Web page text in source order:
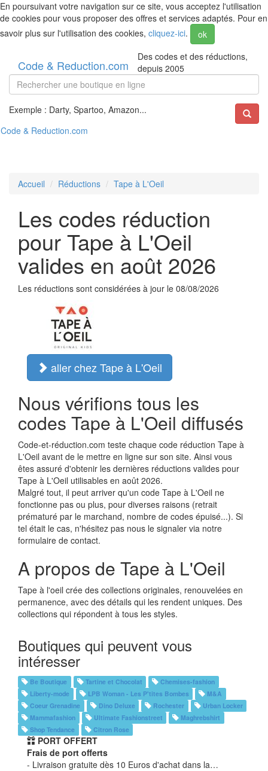
En poursuivant votre navigation sur ce site, vous acceptez l'utilisation
de cookies pour vous proposer des offres et services adaptés. Pour en
savoir plus sur l'utilisation des cookies, cliquez-ici. ok
Code & Reduction.com
Des codes et des réductions,
depuis 2005
Exemple : Darty, Spartoo, Amazon...
Code & Reduction.com
Accueil Réductions Tape à L'Oeil
Les codes réduction
pour Tape à L'Oeil
valides en août 2026
Les réductions sont considérées à jour le 08/08/2026
aller chez Tape à L'Oeil
Nous vérifions tous les
codes Tape à L'Oeil diffusés
Code-et-réduction.com teste chaque code réduction Tape à
L'Oeil avant de le mettre en ligne sur son site. Ainsi vous
êtes assuré d'obtenir les dernières réductions valides pour
Tape à L'Oeil utilisables en août 2026.
Malgré tout, il peut arriver qu'un code Tape à L'Oeil ne
fonctionne pas ou plus, pour diverses raisons (retrait
prématuré par le marchand, nombre de codes épuisé...). Si
tel était le cas, n'hésitez pas nous le signaler via notre
formulaire de contact.
A propos de Tape à L'Oeil
Tape à l'oeil crée des collections originales, renouvelées en
permanence, avec des détails qui les rendent uniques. Des
collections qui répondent à tous les styles.
Boutiques qui peuvent vous
intéresser
Be Boutique Tartine et Chocolat
Chemises-fashion
Liberty-mode
LPB Woman - Les P'tites Bombes
M&A
Coeur Grenadine
Dino Deluxe Rochester
Urban Locker
Mammafashion
Ultimate Fashionstreet
Maghrebshirt
Shop Tendance
Citron Rose
PORT OFFERT
Frais de port offerts
- Livraison gratuite dès 10 Euros d'achat dans la…